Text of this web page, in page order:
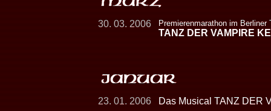
30. 03. 2006 Premierenmarathon im Berliner
TANZ DER VAMPIRE
23. 01. 2006 Das Musical TANZ DER